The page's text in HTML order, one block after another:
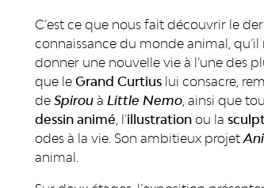
C’est ce que nous fait découvrir le
connaissance du monde animal,
donner une nouvelle vie à l’une des
que le Grand Curtius lui consacre,
de Spirou à Little Nemo, ainsi que
dessin animé, l’illustration ou la
odes à la vie. Son ambitieux projet
animal.